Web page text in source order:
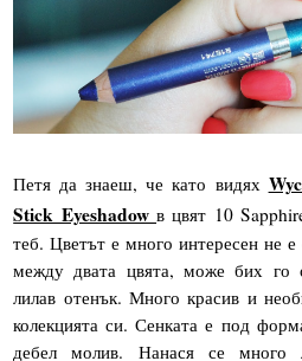
Петя да знаеш, че като видях
Stick Eyeshadowв цвят 10
теб. Цветът е много интересен не
между двата цвята, може бих го
лилав отенък. Много красив и
колекцията си. Сенката е под
дебел молив. Нанася се много